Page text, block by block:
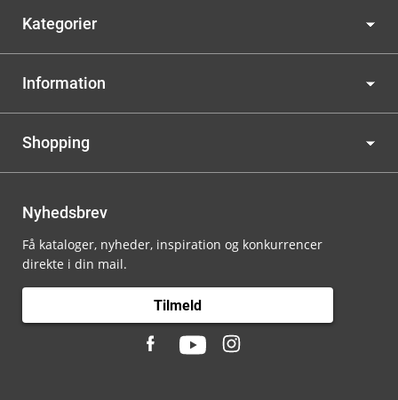
Kategorier
Information
Shopping
Nyhedsbrev
Få kataloger, nyheder, inspiration og konkurrencer
direkte i din mail.
Tilmeld